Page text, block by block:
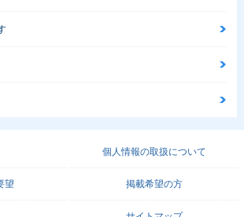
個人情報の取扱について
望 掲載希望の方